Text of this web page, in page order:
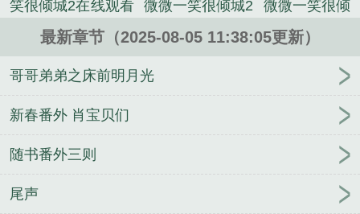
笑很倾城2在线观看
微微一笑很倾城2
微微一笑很倾
城百度百科 微微一笑很倾城漫画
微微一笑很倾城电
视剧免费观看
微微一笑很倾城里面的游戏叫什么
微一笑很倾城女主角是谁演的
微微一笑很倾城免费
倾城 电视剧 微微一笑很倾城是什么意思
微微一笑
很倾城主题曲
微微一笑很
哪个学校拍的
微微一笑很倾城ko和郝眉的番外原著
最新章节（2025-08-05 11:38:05更新）
哥哥弟弟之床前明月光
新春番外 肖宝贝们
随书番外三则
尾声